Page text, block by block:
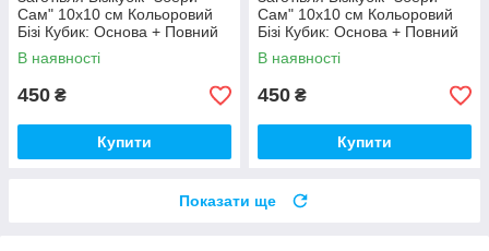
Сам" 10х10 см Кольоровий
Бізі Кубик: Основа + Повний
Комплект (в Розібраному
Виді) Кубік Бізи, Бірюза
В наявності
450 ₴
Купити
Сам" 10х10 см Кольоровий
Бізі Кубик: Основа + Повний
Комплект (в Розібраному
Виді) Кубік Бізи, Різнокол
В наявності
450 ₴
Купити
Показати ще